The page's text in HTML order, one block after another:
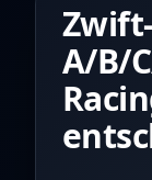
A/B/